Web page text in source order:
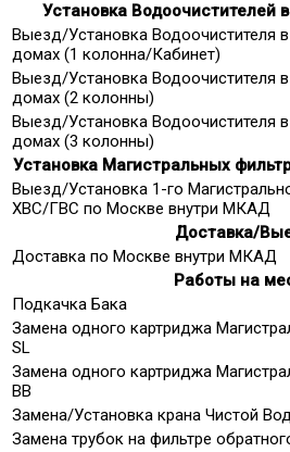
Установка Водоочистителей
Выезд/Установка Водоочистителя
домах (1 колонна/Кабинет)
Выезд/Установка Водоочистителя
домах (2 колонны)
Выезд/Установка Водоочистителя
домах (3 колонны)
Установка Магистральных
Выезд/Установка 1-го
ХВС/ГВС по Москве внутри МКАД
Доставка/
Доставка по Москве внутри МКАД
Работы на
Подкачка Бака
Замена одного картриджа
SL
Замена одного картриджа
ВВ
Замена/Установка крана Чистой
Замена трубок на фильтре